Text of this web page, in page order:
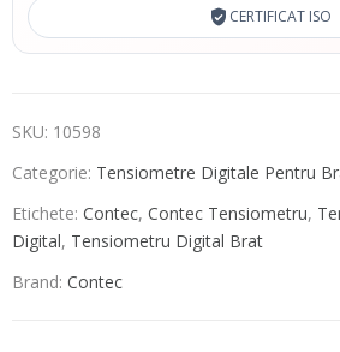
CERTIFICAT ISO
SKU: 10598
Categorie: Tensiometre Digitale Pentru
Etichete: Contec, Contec Tensiometru,
Digital, Tensiometru Digital Brat
Brand: Contec